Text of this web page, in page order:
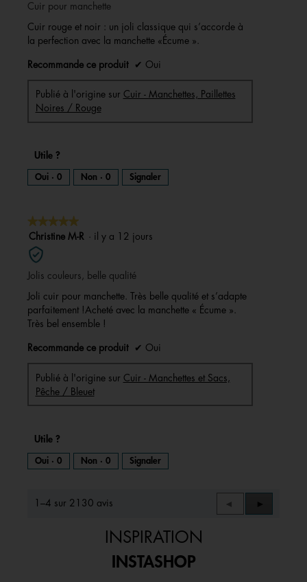
étoiles.
Cuir pour manchette
Cuir rouge et noir : un joli classique qui s’accorde à
la perfection avec la manchette «Écume ».
Recommande ce produit ✔ Oui
Publié à l'origine sur Cuir - Manchettes, Paillettes
Noires / Rouge
Utile ?
Oui · 0 Non · 0 Signaler
★★★★★
★★★★★
5
sur
5
étoiles.
Christine M-R · il y a 12 jours
Jolis couleurs, belle qualité
Joli cuir pour manchette. Très belle qualité et s’adapte
parfaitement !Acheté avec la manchette « Écume ».
Très bel ensemble !
Recommande ce produit ✔ Oui
Publié à l'origine sur Cuir - Manchettes et Sacs,
Pêche / Bleuet
Utile ?
Oui · 0 Non · 0 Signaler
1–4 sur 2130 avis
Précédent
Reviews
◄
Suivant
Reviews
►
INSPIRATION
INSTASHOP